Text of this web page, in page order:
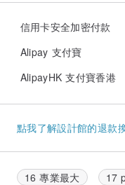
信用卡安全加密付款
Alipay 支付寶
AlipayHK 支付寶香港
點我了解設計館的退款
16 專業最大 17